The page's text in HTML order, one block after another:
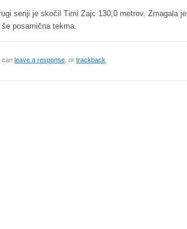
seriji je skočil Timi Zajc 130,0 metrov. Zmagala je
posamična tekma.
can leave a response , or trackback